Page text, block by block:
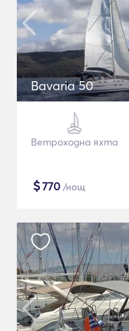
Bavaria 50
Ветроходна яхта
$770 /нощ